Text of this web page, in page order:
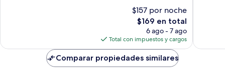
$157 por noche
El
precio
actual
es
de
$169
$169 en total
6 ago - 7 ago
Total con impuestos y cargos
Comparar propiedades similares